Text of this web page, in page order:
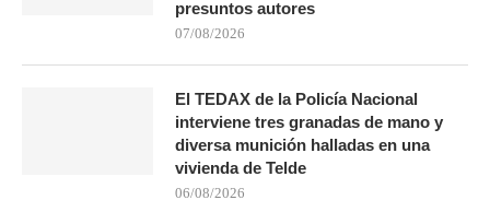
presuntos autores
07/08/2026
El TEDAX de la Policía Nacional
interviene tres granadas de mano y
diversa munición halladas en una
vivienda de Telde
06/08/2026